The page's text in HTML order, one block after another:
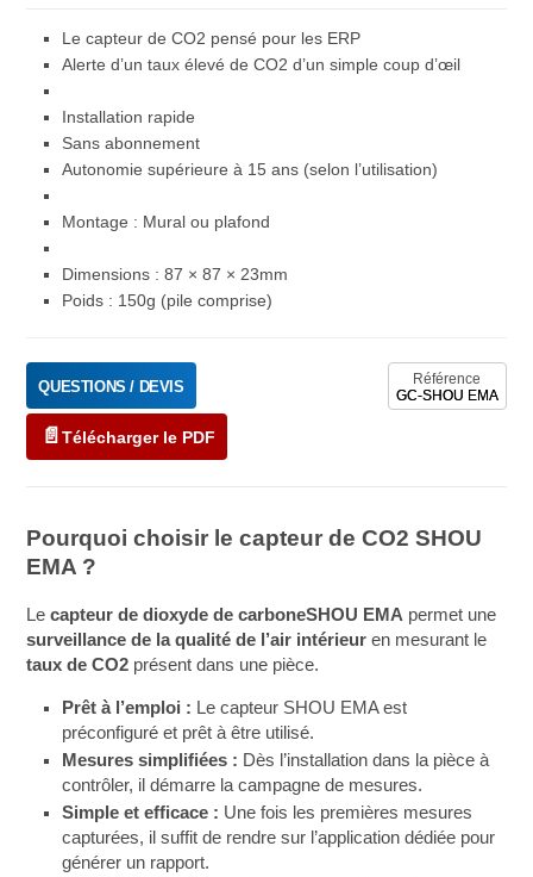
Le capteur de CO2 pensé pour les ERP
Alerte d’un taux élevé de CO2 d’un simple coup d’œil
Installation rapide
Sans abonnement
Autonomie supérieure à 15 ans (selon l’utilisation)
Montage : Mural ou plafond
Dimensions : 87 × 87 × 23mm
Poids : 150g (pile comprise)
Référence
GC-SHOU EMA
QUESTIONS / DEVIS
Télécharger le PDF
Pourquoi choisir le capteur de CO2 SHOU
EMA ?
Lecapteur de dioxyde de carboneSHOU EMA permet une
surveillance de la qualité de l’air intérieur en mesurant le
taux de CO2 présent dans une pièce.
Prêt à l’emploi : Le capteur SHOU EMA est
préconfiguré et prêt à être utilisé.
Mesures simplifiées : Dès l’installation dans la pièce à
contrôler, il démarre la campagne de mesures.
Simple et efficace : Une fois les premières mesures
capturées, il suffit de rendre sur l’application dédiée pour
générer un rapport.